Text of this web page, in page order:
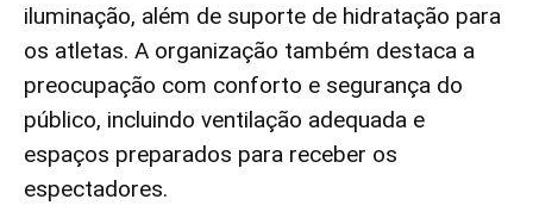
iluminação, além de suporte de hidratação para
os atletas. A organização também destaca a
preocupação com conforto e segurança do
público, incluindo ventilação adequada e
espaços preparados para receber os
espectadores.